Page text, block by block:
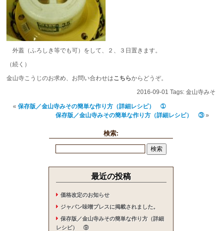
外蓋（ふろしき等でも可）をして、２、３日置きます。
（続く）
金山寺こうじのお求め、お問い合わせはこちらからどうぞ。
2016-09-01 Tags: 金山寺みそ
« 保存版／金山寺みその簡単な作り方（詳細レシピ） ➀
保存版／金山寺みその簡単な作り方（詳細レシピ） ③»
検索:
最近の投稿
価格改定のお知らせ
ジャパン味噌プレスに掲載されました。
保存版／金山寺みその簡単な作り方（詳細
レシピ） ⑨